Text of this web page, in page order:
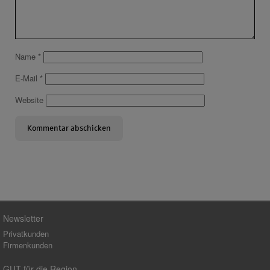
Name *
E-Mail *
Website
Newsletter
Privatkunden
Firmenkunden